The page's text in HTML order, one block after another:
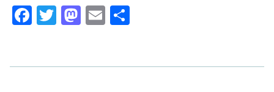
F
e
T
t
M
o
E
l